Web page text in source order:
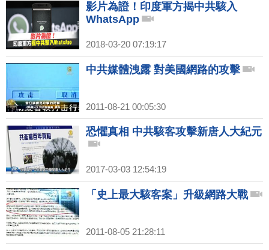
影片為證！印度軍方揭中共駭入
WhatsApp
2018-03-20 07:19:17
中共媒體洩露 對美國網路的攻擊
2011-08-21 00:05:30
恐懼真相 中共駭客攻擊新唐人大紀元
2017-03-03 12:54:19
「史上最大駭客案」升級網路大戰
2011-08-05 21:28:11